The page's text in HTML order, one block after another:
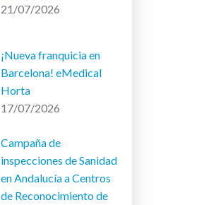
21/07/2026
¡Nueva franquicia en
Barcelona! eMedical
Horta
17/07/2026
Campaña de
inspecciones de Sanidad
en Andalucía a Centros
de Reconocimiento de